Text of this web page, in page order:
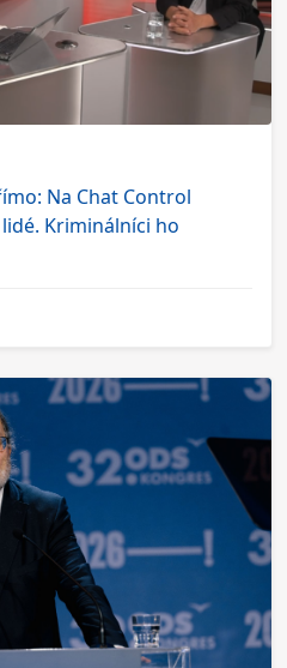
Na Chat Control
Kriminálníci ho